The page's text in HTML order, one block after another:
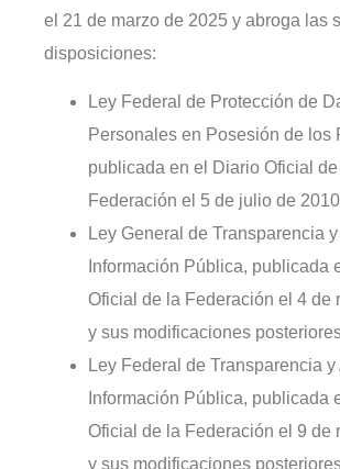
el 21 de marzo de 2025 y abroga las
disposiciones:
Ley Federal de Protección de
Personales en Posesión de los
publicada en el Diario Oficial de
Federación el 5 de julio de
Ley General de Transparencia
Información Pública, publicada
Oficial de la Federación el 4 de
y sus modificaciones
Ley Federal de Transparencia
Información Pública, publicada
Oficial de la Federación el 9 de
y sus modificaciones